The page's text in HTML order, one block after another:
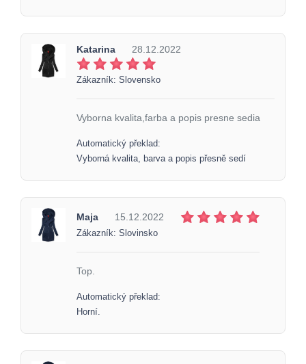
Katarina 28.12.2022
Zákazník: Slovensko
Vyborna kvalita,farba a popis presne sedia
Automatický překlad:
Vyborná kvalita, barva a popis přesně sedí
Maja 15.12.2022
Zákazník: Slovinsko
Top.
Automatický překlad:
Horní.